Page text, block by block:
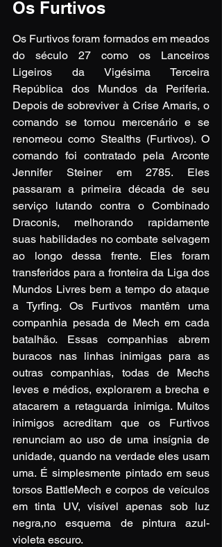
Os Furtivos
Os Furtivos foram formados em meados
do século 27 como os Lanceiros
Ligeiros da Vigésima Terceira
República dos Mundos da Periferia.
Depois de sobreviver à Crise Amaris, o
comando se tornou mercenário e se
renomeou como Stealths (Furtivos). O
comando foi contratado pela Arconte
Jennifer Steiner em 2785. Eles
passaram a primeira década de seu
serviço lutando contra o Combinado
Draconis, melhorando rapidamente
suas habilidades no combate selvagem
ao longo dessa frente. Eles foram
transferidos para a fronteira da Liga dos
Mundos Livres bem a tempo do ataque
a Tyrfing. Os Furtivos mantêm uma
companhia pesada de Mech em cada
batalhão. Essas companhias abrem
buracos nas linhas inimigas para as
outras companhias, todas de Mechs
leves e médios, explorarem a brecha e
atacarem a retaguarda inimiga. Muitos
inimigos acreditam que os Furtivos
renunciam ao uso de uma insígnia de
unidade, quando na verdade eles usam
uma. É simplesmente pintado em seus
torsos BattleMech e corpos de veículos
em tinta UV, visível apenas sob luz
negra,no esquema de pintura azul-
violeta escuro.